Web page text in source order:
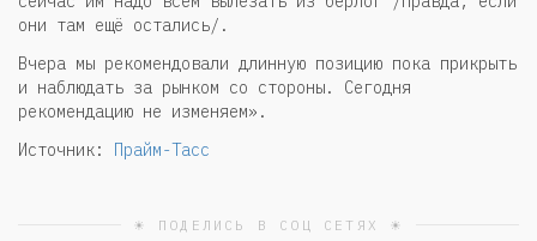
они там ещё остались/.
Вчера мы рекомендовали длинную позицию пока прикрыть
и наблюдать за рынком со стороны. Сегодня
рекомендацию не изменяем».
Источник: Прайм-Тасс
☀ ПОДЕЛИСЬ В СОЦ СЕТЯХ ☀